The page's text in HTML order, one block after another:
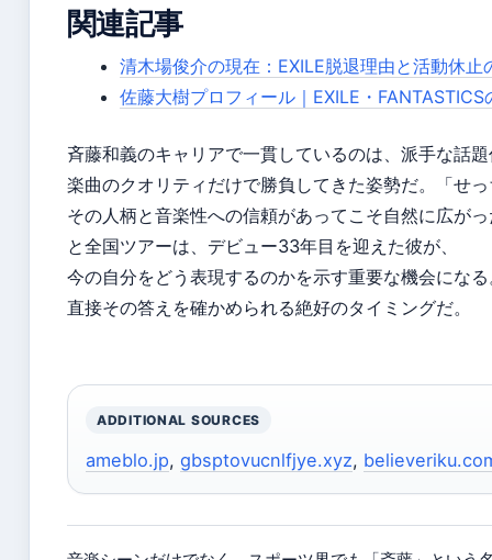
関連記事
清木場俊介の現在：EXILE脱退理由と活動休止
佐藤大樹プロフィール｜EXILE・
斉藤和義のキャリアで一貫しているのは、派手な話
楽曲のクオリティだけで勝負してきた姿勢だ。「せ
その人柄と音楽性への信頼があってこそ自然に広が
と全国ツアーは、デビュー33年目を迎えた彼が、
今の自分をどう表現するのかを示す重要な機会にな
直接その答えを確かめられる絶好のタイミングだ。
ADDITIONAL SOURCES
ameblo.jp, gbsptovucnlfjye.xyz,